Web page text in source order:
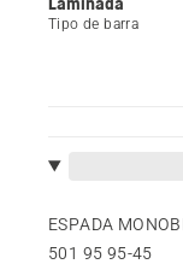
Tipo de barra
ESPADA
501 95 95‑45